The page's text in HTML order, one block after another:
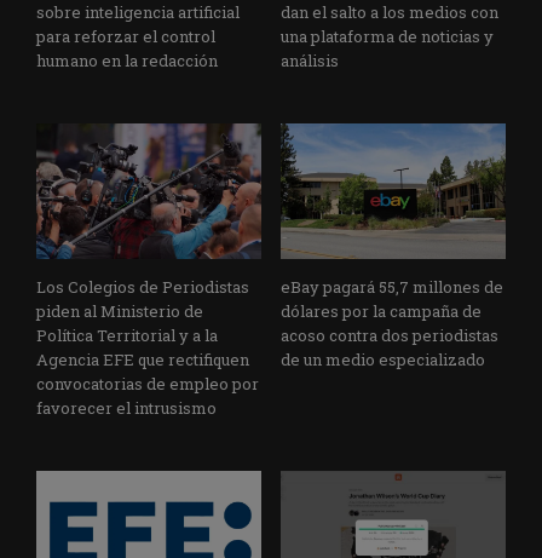
sobre inteligencia artificial
para reforzar el control
humano en la redacción
dan el salto a los medios con
una plataforma de noticias y
análisis
Los Colegios de Periodistas
piden al Ministerio de
Política Territorial y a la
Agencia EFE que rectifiquen
convocatorias de empleo por
favorecer el intrusismo
eBay pagará 55,7 millones de
dólares por la campaña de
acoso contra dos periodistas
de un medio especializado